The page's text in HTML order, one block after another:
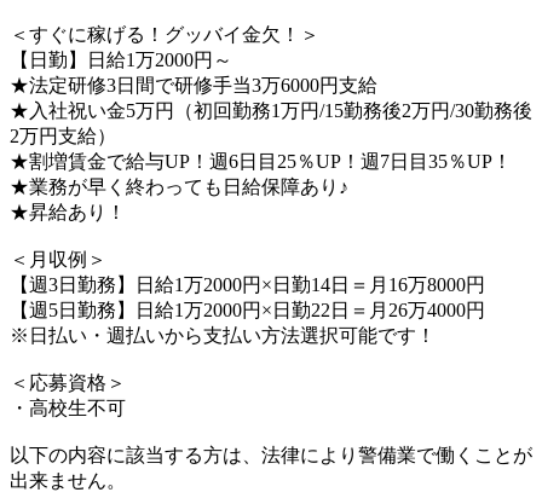
＜すぐに稼げる！グッバイ金欠！＞
【日勤】日給1万2000円～
★法定研修3日間で研修手当3万6000円支給
★入社祝い金5万円（初回勤務1万円/15勤務後2万円/30勤務後
2万円支給）
★割増賃金で給与UP！週6日目25％UP！週7日目35％UP！
★業務が早く終わっても日給保障あり♪
★昇給あり！
＜月収例＞
【週3日勤務】日給1万2000円×日勤14日＝月16万8000円
【週5日勤務】日給1万2000円×日勤22日＝月26万4000円
※日払い・週払いから支払い方法選択可能です！
＜応募資格＞
・高校生不可
以下の内容に該当する方は、法律により警備業で働くことが
出来ません。